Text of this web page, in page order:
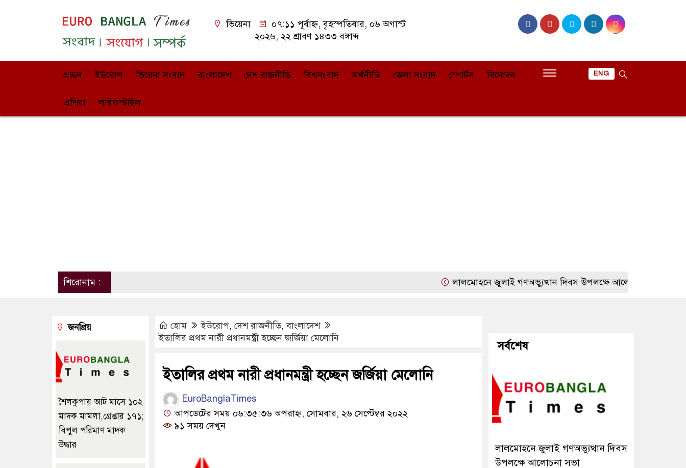
ভিয়েনা
০৭:১১ পূর্বাহ্ন, বৃহস্পতিবার, ০৬ অগাস্ট
২০২৬, ২২ শ্রাবণ ১৪৩৩ বঙ্গাব্দ
প্রচ্ছদ ইউরোপ ভিয়েনা সংবাদ বাংলাদেশ দেশ রাজনীতি বিশ্বসংবাদ অর্থনীতি জেলা সংবাদ স্পোর্টস বিনোদন
এশিয়া লাইফস্টাইল
ENG
শিরোনাম : লালমোহনে জুলাই গণঅভ্যুত্থান দিবস উপলক্ষে আলোচনা সভা
হোম ইউরোপ, দেশ রাজনীতি,বাংলাদেশ
ইতালির প্রথম নারী প্রধানমন্ত্রী হচ্ছেন জর্জিয়া মেলোনি
ইতালির প্রথম নারী প্রধানমন্ত্রী হচ্ছেন জর্জিয়া মেলোনি
EuroBanglaTimes
আপডেটের সময় ০৬:৩৫:৩৬ অপরাহ্ন, সোমবার, ২৬ সেপ্টেম্বর ২০২২
৯১ সময় দেখুন
জনপ্রিয়
শৈলকুপায় আট মাসে ১০২
মাদক মামলা,গ্রেপ্তার ১৭১;
বিপুল পরিমাণ মাদক
উদ্ধার
সর্বশেষ
লালমোহনে জুলাই গণঅভ্যুত্থান দিবস
উপলক্ষে আলোচনা সভা